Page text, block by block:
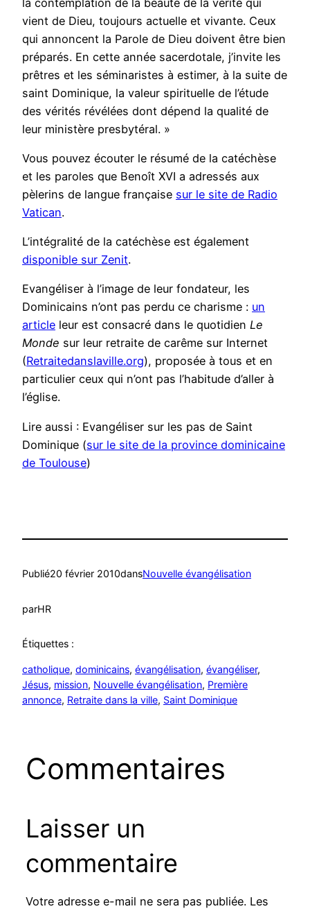
vient de Dieu, toujours actuelle et vivante. Ceux
qui annoncent la Parole de Dieu doivent être bien
préparés. En cette année sacerdotale, j’invite les
prêtres et les séminaristes à estimer, à la suite de
saint Dominique, la valeur spirituelle de l’étude
des vérités révélées dont dépend la qualité de
leur ministère presbytéral. »
Vous pouvez écouter le résumé de la catéchèse
et les paroles que Benoît XVI a adressés aux
pèlerins de langue française sur le site de Radio
Vatican.
L’intégralité de la catéchèse est également
disponible sur Zenit.
Evangéliser à l’image de leur fondateur, les
Dominicains n’ont pas perdu ce charisme : un
article leur est consacré dans le quotidien Le
Monde sur leur retraite de carême sur Internet
(Retraitedanslaville.org), proposée à tous et en
particulier ceux qui n’ont pas l’habitude d’aller à
l’église.
Lire aussi : Evangéliser sur les pas de Saint
Dominique (sur le site de la province dominicaine
de Toulouse)
Publié20 février 2010dansNouvelle évangélisation
parHR
Étiquettes :
catholique, dominicains, évangélisation, évangéliser
Jésus, mission, Nouvelle évangélisation, Première
annonce, Retraite dans la ville, Saint Dominique
Commentaires
Laisser un
commentaire
Votre adresse e-mail ne sera pas publiée. Les